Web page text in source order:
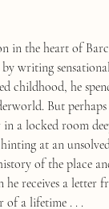
in the heart of
writing
childhood, he
But
in a locked room
at an
of the place
he receives a letter
of a lifetime . . .